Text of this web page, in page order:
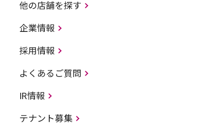
他の店舗を探す
企業情報
採用情報
よくあるご質問
IR情報
テナント募集